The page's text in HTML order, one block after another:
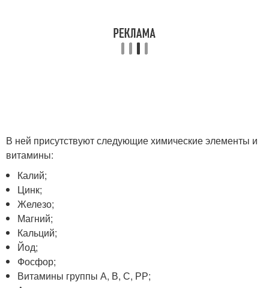
В ней присутствуют следующие химические элементы и
витамины:
Калий;
Цинк;
Железо;
Магний;
Кальций;
Йод;
Фосфор;
Витамины группы А, В, С, РР;